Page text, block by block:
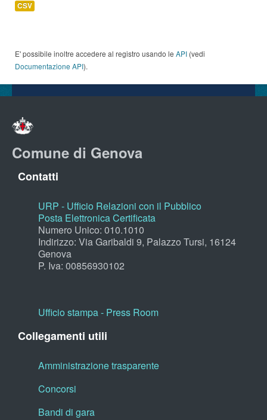
CSV
E' possibile inoltre accedere al registro usando le API (vedi
Documentazione API).
Comune di Genova
Contatti
URP - Ufficio Relazioni con il Pubblico
Posta Elettronica Certificata
Numero Unico: 010.1010
Indirizzo: Via Garibaldi 9, Palazzo Tursi, 16124
Genova
P. Iva: 00856930102
Ufficio stampa - Press Room
Collegamenti utili
Amministrazione trasparente
Concorsi
Bandi di gara